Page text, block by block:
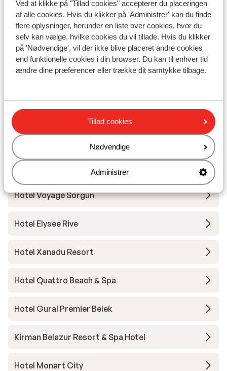
Ved at klikke på "Tillad cookies" accepterer du placeringen
af alle cookies. Hvis du klikker på 'Administrer' kan du finde
flere oplysninger, herunder en liste over cookies, hvor du
selv kan vælge, hvilke cookies du vil tillade. Hvis du klikker
på 'Nødvendige', vil der ikke blive placeret andre cookies
end funktionelle cookies i din browser. Du kan til enhver tid
ændre dine præferencer eller trække dit samtykke tilbage.
Tillad cookies
Nødvendige
Administrer
minuten ben in het bruisende konakli wat
een gezellig stadje is met veel winkels en
gelegenheden om iets te eten en te drinken
I området
Ved stranden (liggestole (gratis) , parasol (gratis) )
Afstand til centrum: konakli: ca. 100 meter, alanya:
ca. 13 kilometer
Afstand til bargaden ca. 100 meter
Afstand til nærmeste butikker ca. 12 kilometer
Andre overnatningssteder i Tyrkiets
sydkyst
Mardan Palace
Hotel Voyage Sorgun
Hotel Elysee Rive
Hotel Xanadu Resort
Hotel Quattro Beach & Spa
Hotel Gural Premier Belek
Kirman Belazur Resort & Spa Hotel
Hotel Monart City